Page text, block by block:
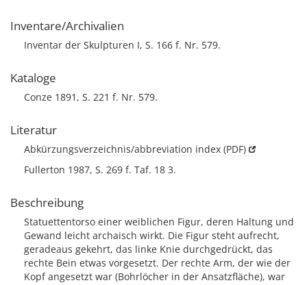
Inventare/Archivalien
Inventar der Skulpturen I, S. 166 f. Nr. 579.
Kataloge
Conze 1891, S. 221 f. Nr. 579.
Literatur
Abkürzungsverzeichnis/abbreviation index (PDF)
Fullerton 1987, S. 269 f. Taf. 18 3.
Beschreibung
Statuettentorso einer weiblichen Figur, deren Haltung und
Gewand leicht archaisch wirkt. Die Figur steht aufrecht,
geradeaus gekehrt, das linke Knie durchgedrückt, das
rechte Bein etwas vorgesetzt. Der rechte Arm, der wie der
Kopf angesetzt war (Bohrlöcher in der Ansatzfläche), war